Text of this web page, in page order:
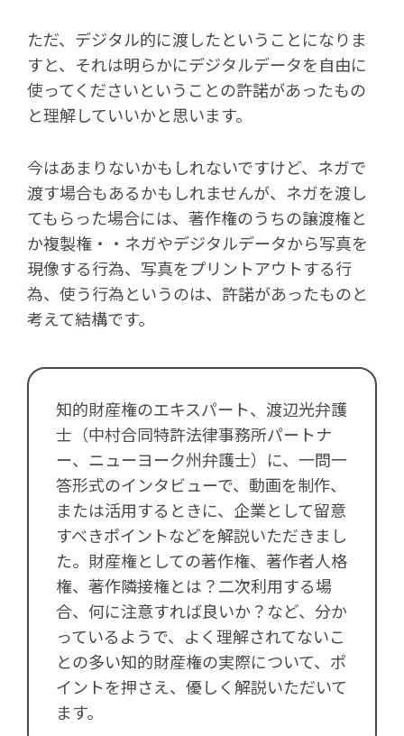
ただ、デジタル的に渡したということになりま
すと、それは明らかにデジタルデータを自由に
使ってくださいということの許諾があったもの
と理解していいかと思います。
今はあまりないかもしれないですけど、ネガで
渡す場合もあるかもしれませんが、ネガを渡し
てもらった場合には、著作権のうちの譲渡権と
か複製権・・ネガやデジタルデータから写真を
現像する行為、写真をプリントアウトする行
為、使う行為というのは、許諾があったものと
考えて結構です。
知的財産権のエキスパート、渡辺光弁護
士（中村合同特許法律事務所パートナ
ー、ニューヨーク州弁護士）に、一問一
答形式のインタビューで、動画を制作、
または活用するときに、企業として留意
すべきポイントなどを解説いただきまし
た。財産権としての著作権、著作者人格
権、著作隣接権とは？二次利用する場
合、何に注意すれば良いか？など、分か
っているようで、よく理解されてないこ
との多い知的財産権の実際について、ポ
イントを押さえ、優しく解説いただいて
ます。